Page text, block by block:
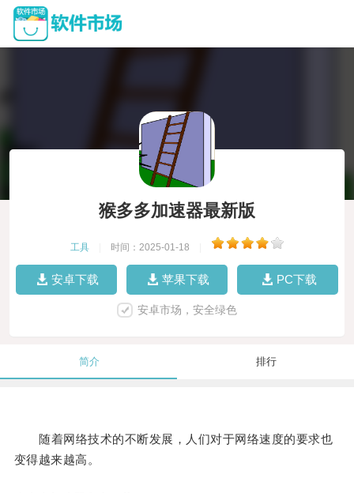
猴多多加速器最新版
工具 时间：2025-01-18
安卓下载 苹果下载 PC下载
安卓市场，安全绿色
简介 排行
随着网络技术的不断发展，人们对于网络速度的要求也
变得越来越高。